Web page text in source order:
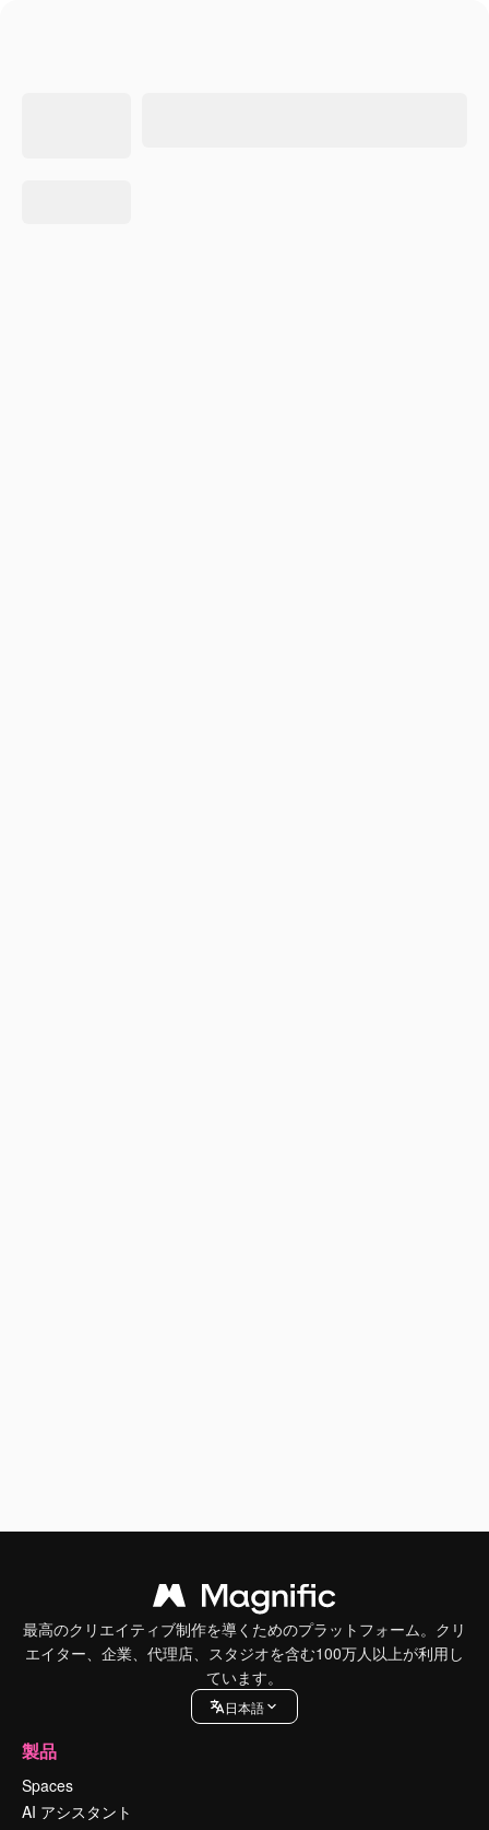
最高のクリエイティブ制作を導くためのプラットフォーム。クリ
エイター、企業、代理店、スタジオを含む100万人以上が利用し
ています。
日本語
製品
Spaces
AI アシスタント